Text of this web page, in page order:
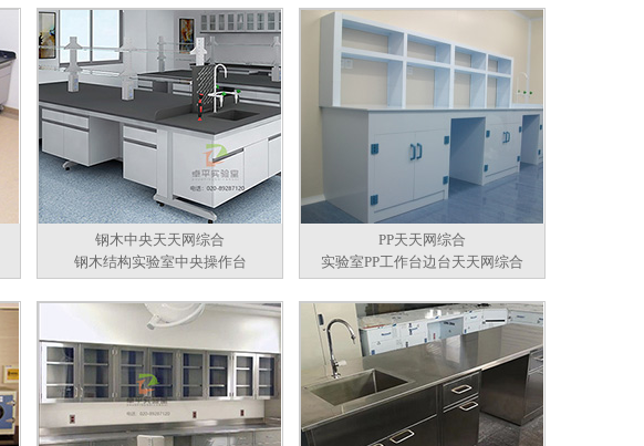
钢木中央天天网综合
钢木结构实验室中央操作台
PP天天网综合
实验室PP工作台边台天天网综合